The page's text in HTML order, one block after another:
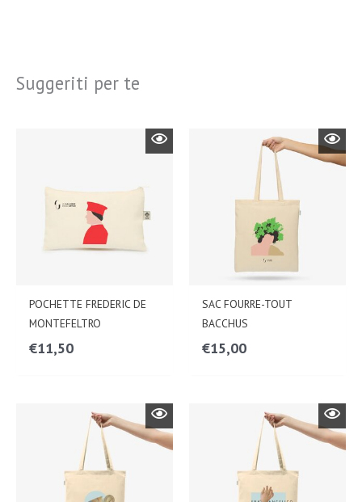
Suggeriti per te
POCHETTE FREDERIC DE
MONTEFELTRO
€11,50
SAC FOURRE-TOUT
BACCHUS
€15,00